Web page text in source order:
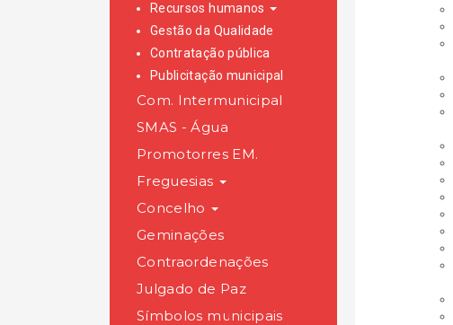
Recursos humanos
Gestão da Qualidade
Contratação pública
Publicitação municipal
Com. Intermunicipal
SMAS - Água
Promotorres EM.
Freguesias
Concelho
Geminações
Contraordenações
Julgado de Paz
Símbolos municipais